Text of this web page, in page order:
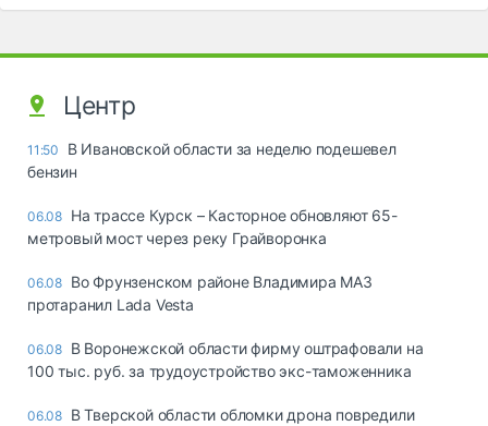
Центр
11:50
В Ивановской области за неделю подешевел
бензин
06.08 На трассе Курск – Касторное обновляют 65-
метровый мост через реку Грайворонка
06.08 Во Фрунзенском районе Владимира МАЗ
протаранил Lada Vesta
06.08 В Воронежской области фирму оштрафовали на
100 тыс. руб. за трудоустройство экс-таможенника
06.08 В Тверской области обломки дрона повредили